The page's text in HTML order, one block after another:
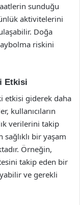
sunduğu
aktivitelerini
Doğa
riskini
Etkisi
etkisi giderek daha
kullanıcıların
verilerini takip
sağlıklı bir yaşam
Örneğin,
takip eden bir
ve gerekli